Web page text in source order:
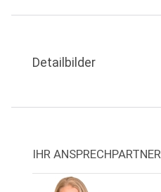
Detailbilder
IHR ANSPRECHPARTNER